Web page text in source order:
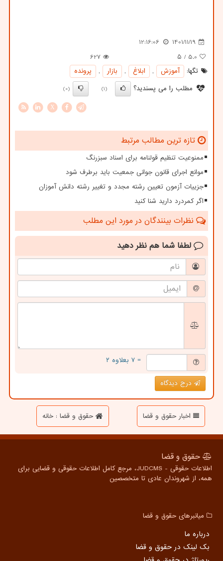
1401/11/19
12:16:06
5.0 / ۵
627
تگها:
آموزش , ابلاغ , بازار ,
پرونده
مطلب را می پسندید؟
(1)
(0)
X
تازه ترین مطالب مرتبط
ممنوعیت تنظیم قولنامه برای اسناد سبزرنگ
موانع اجرای قانون جوانی جمعیت باید برطرف شود
جزییات آزمون تعیین رشته مجدد و تغییر رشته دانش آموزان
اگر کمردرد دارید شنا کنید
نظرات بینندگان در مورد این مطلب
لطفا شما هم نظر دهید
= ۷ بعلاوه ۲
درج دیدگاه
اخبار حقوق و قضا حقوق و قضا : خانه
حقوق و قضا
اطلاعات حقوقی - JUDCMS، مرجع کامل اطلاعات حقوقی و قضایی برای
همه، از شهروندان عادی تا متخصصین
میانبرهای حقوق و قضا
درباره ما
بک لینک در حقوق و قضا